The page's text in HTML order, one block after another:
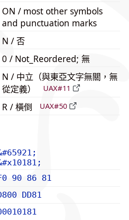
ON / most other symbols
and punctuation marks
N / 否
0 / Not_Reordered; 無
N / 中立（與東亞文字無關，無
從定義）
UAX#11
R / 橫倒 UAX#50
90 86 81
DD81